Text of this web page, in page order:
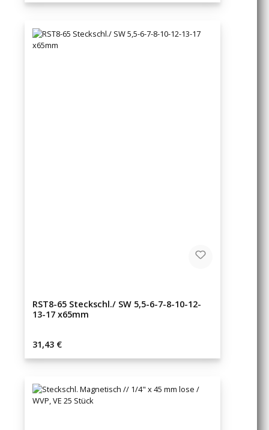
RST8-65 Steckschl./ SW 5,5-6-7-8-10-12-
13-17 x65mm
Regulärer Preis:
31,43 €